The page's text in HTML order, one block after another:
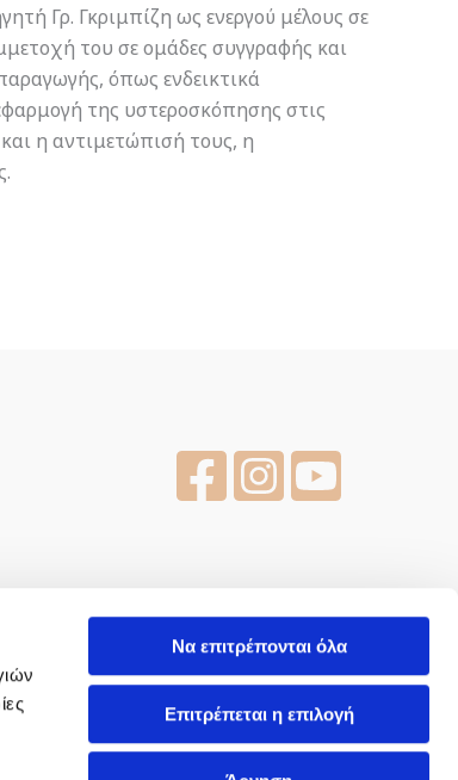
Να επιτρέπονται όλα
Επιτρέπεται η επιλογή
Γρ. Γκριμπίζη ως ενεργού μέλους σε
του σε ομάδες συγγραφής και
όπως ενδεικτικά
της υστεροσκόπησης στις
η αντιμετώπισή τους, η